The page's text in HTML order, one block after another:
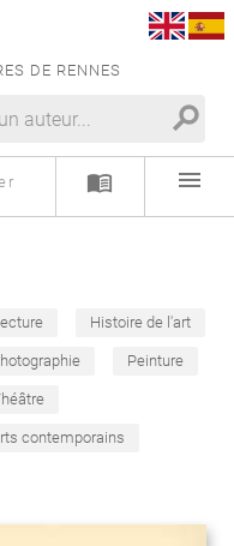
DE RENNES
search
menu_book menu
Histoire de l'art
Peinture
contemporains